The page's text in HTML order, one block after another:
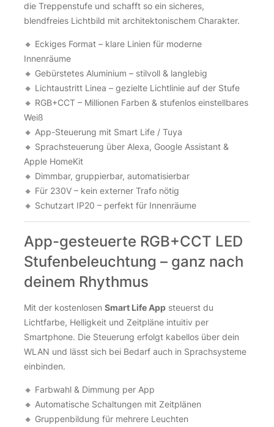
die Treppenstufe und schafft so ein sicheres,
blendfreies Lichtbild mit architektonischem Charakter.
🔸 Eckiges Format – klare Linien für moderne
Innenräume
🔸 Gebürstetes Aluminium – stilvoll & langlebig
🔸 Lichtaustritt Linea – gezielte Lichtlinie auf der Stufe
🔸 RGB+CCT – Millionen Farben & stufenlos einstellbares
Weiß
🔸 App-Steuerung mit Smart Life / Tuya
🔸 Sprachsteuerung über Alexa, Google Assistant &
Apple HomeKit
🔸 Dimmbar, gruppierbar, automatisierbar
🔸 Für 230V – kein externer Trafo nötig
🔸 Schutzart IP20 – perfekt für Innenräume
App-gesteuerte RGB+CCT LED
Stufenbeleuchtung – ganz nach
deinem Rhythmus
Mit der kostenlosen Smart Life App steuerst du
Lichtfarbe, Helligkeit und Zeitpläne intuitiv per
Smartphone. Die Steuerung erfolgt kabellos über dein
WLAN und lässt sich bei Bedarf auch in Sprachsysteme
einbinden.
🔸 Farbwahl & Dimmung per App
🔸 Automatische Schaltungen mit Zeitplänen
🔸 Gruppenbildung für mehrere Leuchten